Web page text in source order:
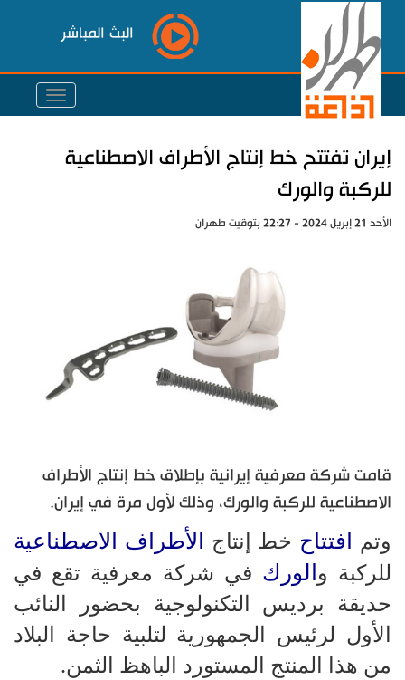
البث المباشر
إيران تفتتح خط إنتاج الأطراف الاصطناعية
للركبة والورك
الأحد 21 إبريل 2024 - 22:27 بتوقيت طهران
قامت شركة معرفية إيرانية بإطلاق خط إنتاج الأطراف
الاصطناعية للركبة والورك، وذلك لأول مرة في إيران.
وتم افتتاح خط إنتاج الأطراف الاصطناعية
للركبة و الورك في شركة معرفية تقع في
حديقة برديس التكنولوجية بحضور النائب
الأول لرئيس الجمهورية لتلبية حاجة البلاد
من هذا المنتج المستورد الباهظ الثمن.